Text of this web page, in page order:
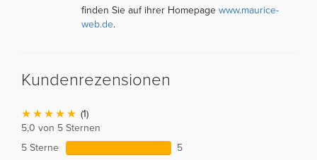
finden Sie auf ihrer Homepage www.maurice-
web.de.
Kundenrezensionen
(1)
5,0 von 5 Sternen
5 Sterne
5